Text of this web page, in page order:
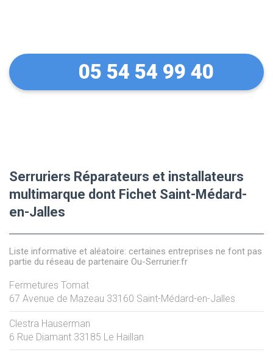
05 54 54 99 40
Serruriers Réparateurs et installateurs
multimarque dont Fichet Saint-Médard-
en-Jalles
Liste informative et aléatoire: certaines entreprises ne font pas
partie du réseau de partenaire Ou-Serrurier.fr
Fermetures Tomat
67 Avenue de Mazeau 33160 Saint-Médard-en-Jalles
Clestra Hauserman
6 Rue Diamant 33185 Le Haillan